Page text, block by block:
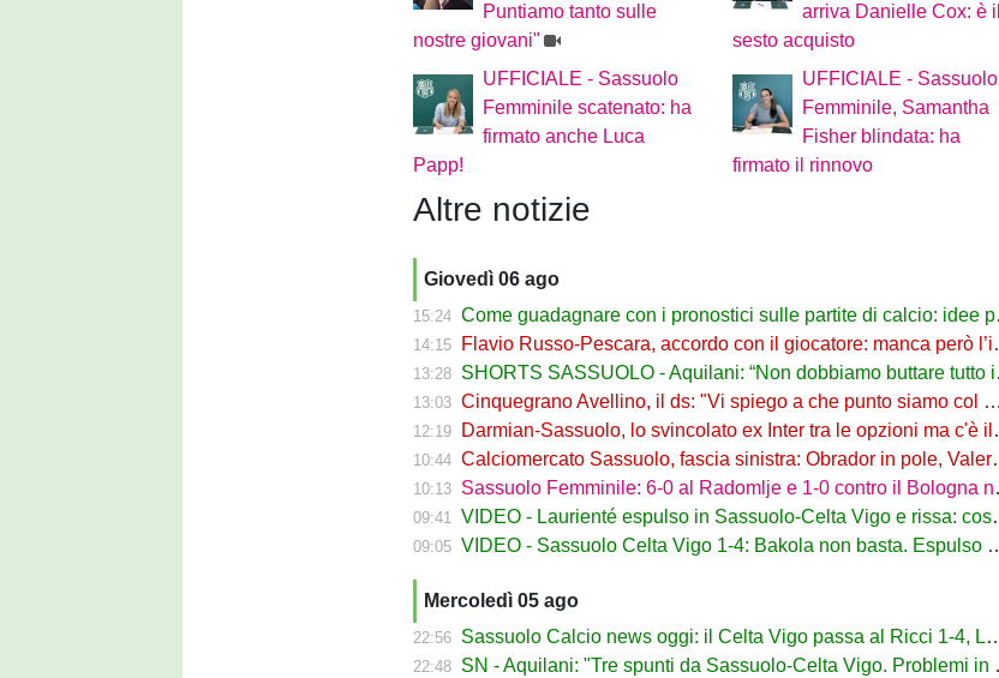
Puntiamo tanto sulle
nostre giovani"
arriva Danielle Cox: è il
sesto acquisto
UFFICIALE - Sassuolo
Femminile scatenato: ha
firmato anche Luca
Papp!
UFFICIALE - Sassuolo
Femminile, Samantha
Fisher blindata: ha
firmato il rinnovo
Altre notizie
Giovedì 06 ago
15:24 Come guadagnare con i pronostici sulle partite di calcio: idee per gli appassionati di sport
14:15 Flavio Russo-Pescara, accordo con il giocatore: manca però l’intesa con il Sassuolo
13:28 SHORTS SASSUOLO - Aquilani: “Non dobbiamo buttare tutto in vacca”
13:03 Cinquegrano Avellino, il ds: "Vi spiego a che punto siamo col Sassuolo"
12:19 Darmian-Sassuolo, lo svincolato ex Inter tra le opzioni ma c'è il solito Cagliari
10:44 Calciomercato Sassuolo, fascia sinistra: Obrador in pole, Valeri l’alternativa
10:13 Sassuolo Femminile: 6-0 al Radomlje e 1-0 contro il Bologna nelle prime amichevoli
09:41 VIDEO - Laurienté espulso in Sassuolo-Celta Vigo e rissa: cosa è successo
09:05 VIDEO - Sassuolo Celta Vigo 1-4: Bakola non basta. Espulso Laurienté
Mercoledì 05 ago
22:56 Sassuolo Calcio news oggi: il Celta Vigo passa al Ricci 1-4, Laurienté espulso
22:48 SN - Aquilani: "Tre spunti da Sassuolo-Celta Vigo. Problemi in difesa, lì non sto allenando"